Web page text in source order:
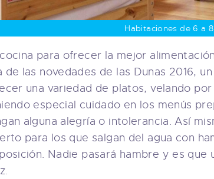
Habitaciones de 6 a
para ofrecer la mejor
de las novedades de las Dunas 2016,
una variedad de platos, velando
especial cuidado en los menús
alguna alegría o intolerancia. Así
para los que salgan del agua con
Nadie pasará hambre y es que